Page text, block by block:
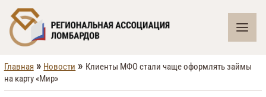
Главная » Новости » Клиенты МФО стали чаще оформлять займы
на карту «Мир»